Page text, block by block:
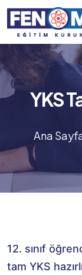
YKS
Ana
12. sınıf
tam YKS